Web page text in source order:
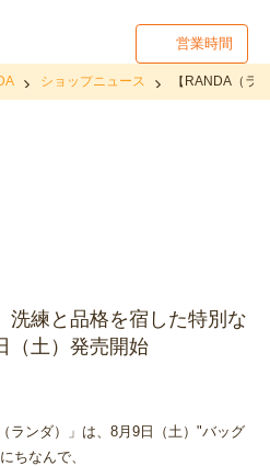
営業時間
ショップニュース 【RANDA（ラ
洗練と品格を宿した特別な
（土）発売開始
ランダ）」は、8月9日（土）"バッグ
ちなんで、